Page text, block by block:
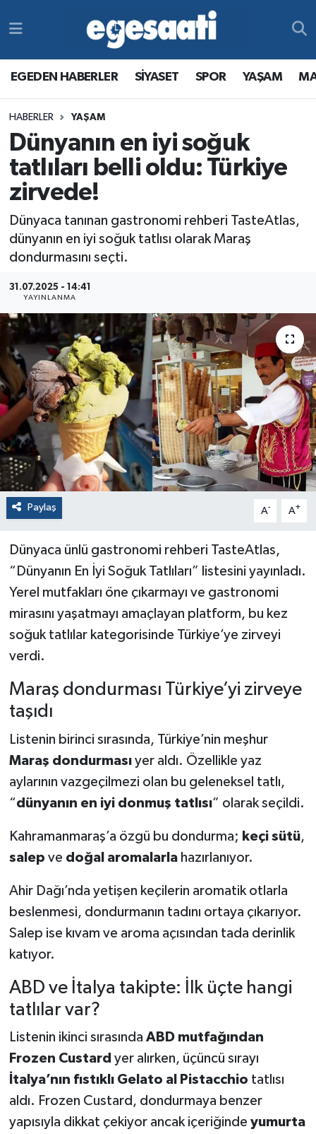
EGEDEN HABERLER SİYASET SPOR YAŞAM
HABERLER YAŞAM
Dünyanın en iyi soğuk
tatlıları belli oldu: Türkiye
zirvede!
Dünyaca tanınan gastronomi rehberi TasteAtlas,
dünyanın en iyi soğuk tatlısı olarak Maraş
dondurmasını seçti.
31.07.2025 - 14:41
YAYINLANMA
Paylaş A- A+
Dünyaca ünlü gastronomi rehberi TasteAtlas,
“Dünyanın En İyi Soğuk Tatlıları” listesini yayınladı.
Yerel mutfakları öne çıkarmayı ve gastronomi
mirasını yaşatmayı amaçlayan platform, bu kez
soğuk tatlılar kategorisinde Türkiye’ye zirveyi
verdi.
Maraş dondurması Türkiye’yi zirveye
taşıdı
Listenin birinci sırasında, Türkiye’nin meşhur
Maraş dondurmasıyer aldı. Özellikle yaz
aylarının vazgeçilmezi olan bu geleneksel tatlı,
“dünyanın en iyi donmuş tatlısı” olarak seçildi.
Kahramanmaraş’a özgü bu dondurma; keçi sütü,
salep ve doğal aromalarlahazırlanıyor.
Ahir Dağı’nda yetişen keçilerin aromatik otlarla
beslenmesi, dondurmanın tadını ortaya çıkarıyor.
Salep ise kıvam ve aroma açısından tada derinlik
katıyor.
ABD ve İtalya takipte: İlk üçte hangi
tatlılar var?
Listenin ikinci sırasında ABD mutfağından
Frozen Custard yer alırken, üçüncü sırayı
İtalya’nın fıstıklı Gelato al Pistacchio tatlısı
aldı. Frozen Custard, dondurmaya benzer
yapısıyla dikkat çekiyor ancak içeriğinde yumurta
Yazarlar
MAGAZİN
RESMİ REKLAMLAR
YAŞAM
MAGAZİN
RESMİ REKLAMLAR
Süper Lig Puan Durumu ve Fikstür
Tüm Manşetler
Son Dakika Haberleri
Haber Arşivi